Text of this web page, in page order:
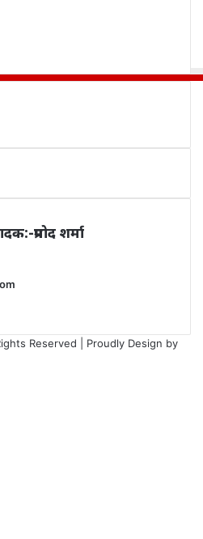
प्रमोद शर्मा
Reserved | Proudly Design by